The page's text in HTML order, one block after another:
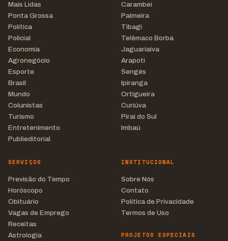
Mais Lidas
Ponta Grossa
Política
Policial
Economia
Agronegócio
Esporte
Brasil
Mundo
Colunistas
Turismo
Entretenimento
Publieditorial
Carambeí
Palmeira
Tibagi
Telêmaco Borba
Jaguariaíva
Arapoti
Sengés
Ipiranga
Ortigueira
Curiúva
Piraí do Sul
Imbaú
SERVIÇOS
Previsão do Tempo
Horóscopo
Obituário
Vagas de Emprego
Receitas
Astrologia
INSTITUCIONAL
Sobre Nós
Contato
Política de Privacidade
Termos de Uso
PROJETOS ESPECIAIS